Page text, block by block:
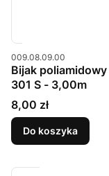
Kod produktu
009.08.09.00
Bijak
301 S - 3,00m
Cena
8,00 zł
Do koszyka